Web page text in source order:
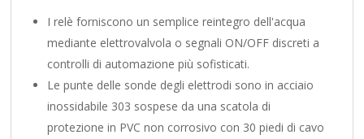
I relè forniscono un semplice reintegro dell'acqua
mediante elettrovalvola o segnali ON/OFF discreti a
controlli di automazione più sofisticati.
Le punte delle sonde degli elettrodi sono in acciaio
inossidabile 303 sospese da una scatola di
protezione in PVC non corrosivo con 30 piedi di cavo